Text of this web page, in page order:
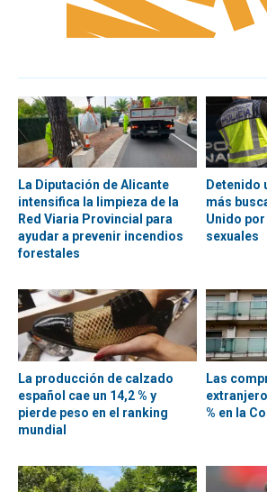
La Diputación de Alicante
intensifica la limpieza de la
Red Viaria Provincial para
ayudar a prevenir incendios
forestales
Detenido
más
Unido
sexuales
La producción de calzado
español cae un 14,2 % y
pierde peso en el ranking
mundial
Las
% en la